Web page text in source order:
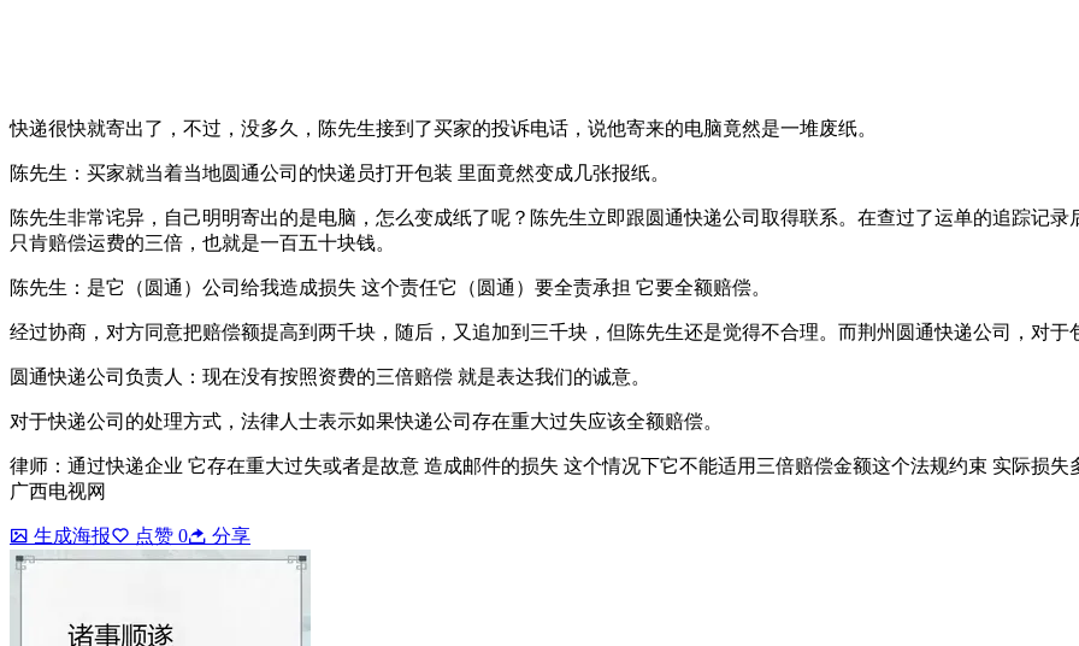
快递很快就寄出了，不过，没多久，陈先生接到了买家的投诉电话，说他寄来的电脑竟然是一堆废纸。
陈先生：买家就当着当地圆通公司的快递员打开包装 里面竟然变成几张报纸。
陈先生非常诧异，自己明明寄出的是电脑，怎么变成纸了呢？陈先生立即跟圆通快递公司取得联系。在查过了运单的追踪记
只肯赔偿运费的三倍，也就是一百五十块钱。
陈先生：是它（圆通）公司给我造成损失 这个责任它（圆通）要全责承担 它要全额赔偿。
经过协商，对方同意把赔偿额提高到两千块，随后，又追加到三千块，但陈先生还是觉得不合理。而荆州圆通快递公司，对
圆通快递公司负责人：现在没有按照资费的三倍赔偿 就是表达我们的诚意。
对于快递公司的处理方式，法律人士表示如果快递公司存在重大过失应该全额赔偿。
律师：通过快递企业 它存在重大过失或者是故意 造成邮件的损失 这个情况下它不能适用三倍赔偿金额这个法规约束 实际损失
广西电视网
生成海报 点赞 0 分享